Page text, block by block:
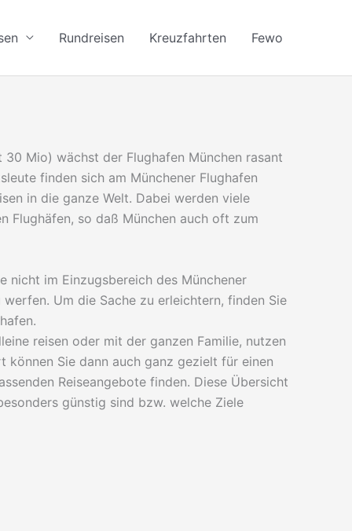
Rundreisen Kreuzfahrten Fewo
Mio) wächst der Flughafen München rasant
finden sich am Münchener Flughafen
in die ganze Welt. Dabei werden viele
Flughäfen, so daß München auch oft zum
nicht im Einzugsbereich des Münchener
Um die Sache zu erleichtern, finden Sie
reisen oder mit der ganzen Familie, nutzen
können Sie dann auch ganz gezielt für einen
Reiseangebote finden. Diese Übersicht
günstig sind bzw. welche Ziele